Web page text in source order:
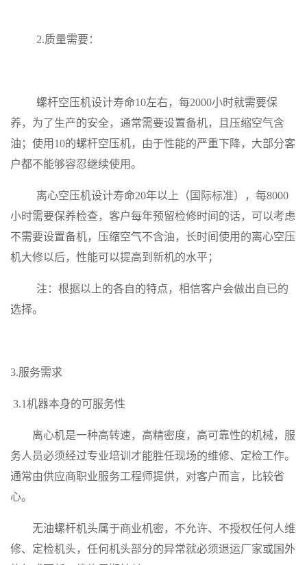
2.质量需要：
螺杆空压机设计寿命10左右， 每2000小时就需要保
养，为了生产的安全，通常需要设置备机，且压缩空气含
油；使用10的螺杆空压机，由于性能的严重下降，大部分客
户都不能够容忍继续使用。
离心空压机设计寿命20年以上（国际标准），每8000
小时需要保养检查，客户每年预留检修时间的话，可以考虑
不需要设置备机，压缩空气不含油，长时间使用的离心空压
机大修以后，性能可以提高到新机的水平；
注：根据以上的各自的特点，相信客户会做出自已的
选择。
3.服务需求
3.1机器本身的可服务性
离心机是一种高转速，高精密度，高可靠性的机械，服
务人员必须经过专业培训才能胜任现场的维修、定检工作。
通常由供应商职业服务工程师提供，对客户而言，比较省
心。
无油螺杆机头属于商业机密，不允许、不授权任何人维
修、定检机头，任何机头部分的异常就必须退运厂家或国外